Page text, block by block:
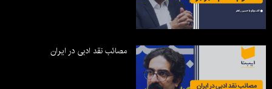
مصائب نقد ادبی در ایران